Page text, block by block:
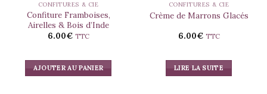
CONFITURES & CIE
Confiture Framboises,
Airelles & Bois d’Inde
6.00€ TTC
AJOUTER AU PANIER
CONFITURES & CIE
Crème de Marrons Glacés
6.00€ TTC
LIRE LA SUITE